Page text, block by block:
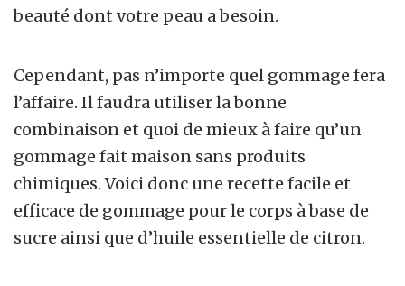
beauté dont votre peau a besoin.
Cependant, pas n’importe quel gommage fera
l’affaire. Il faudra utiliser la bonne
combinaison et quoi de mieux à faire qu’un
gommage fait maison sans produits
chimiques. Voici donc une recette facile et
efficace de gommage pour le corps à base de
sucre ainsi que d’huile essentielle de citron.